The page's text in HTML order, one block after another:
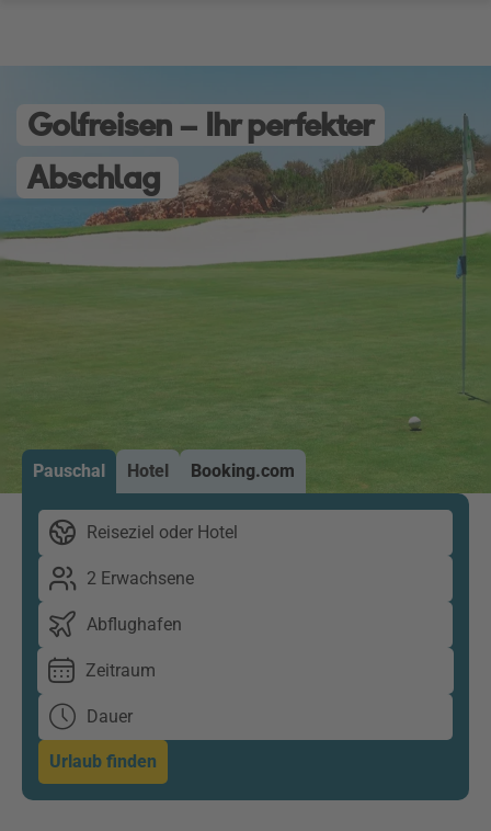
Golfreisen – Ihr perfekter
Abschlag
Pauschal Hotel Booking.com
Reiseziel oder Hotel
2 Erwachsene
Abflughafen
Zeitraum
Dauer
Urlaub finden